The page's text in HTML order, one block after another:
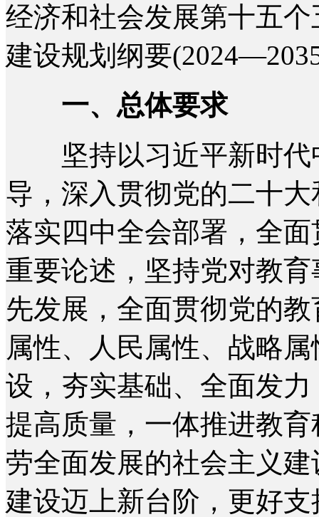
经济和社会发展第十五
建设规划纲要
一、总体要求
坚持以习近平新时代
导，深入贯彻党的二十
落实四中全会部署，全
重要论述，坚持党对教
先发展，全面贯彻党的
属性、人民属性、战略
设，夯实基础、全面发
提高质量，一体推进教
劳全面发展的社会主义
建设迈上新台阶，更好